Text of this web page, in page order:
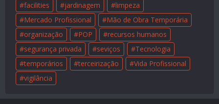
facilities
jardinagem
limpeza
Mercado Profissional
Mão de Obra Temporária
organização
POP
recursos humanos
segurança privada
seviços
Tecnologia
temporários
terceirização
Vida Profissional
vigilância